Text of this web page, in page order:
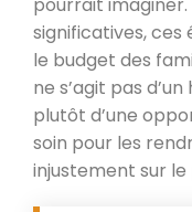
significatives,
le budget des
ne s’agit pas
plutôt d’une
soin pour les
injustement sur